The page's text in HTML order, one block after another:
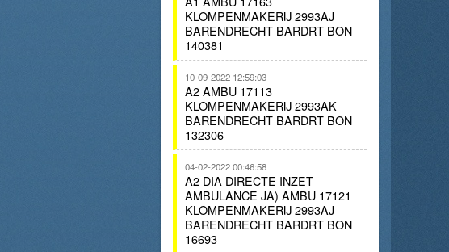
KLOMPENMAKERIJ 2993AJ
BARENDRECHT BARDRT BON
140381
10-09-2022 12:59:03
A2 AMBU 17113
KLOMPENMAKERIJ 2993AK
BARENDRECHT BARDRT BON
132306
04-02-2022 00:46:58
A2 DIA DIRECTE INZET
AMBULANCE JA) AMBU 17121
KLOMPENMAKERIJ 2993AJ
BARENDRECHT BARDRT BON
16693